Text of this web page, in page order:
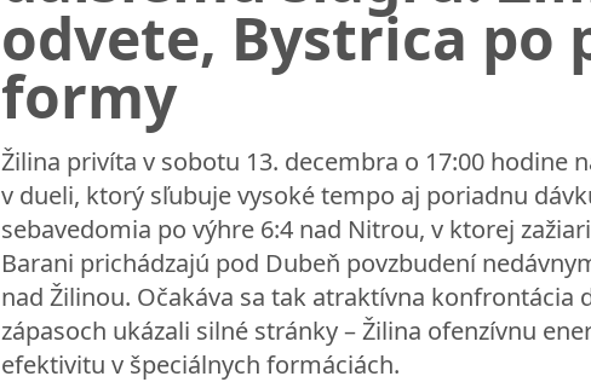
odvete, Bystrica po
formy
Žilina privíta v sobotu 13. decembra o 17:00 hodine
v dueli, ktorý sľubuje vysoké tempo aj poriadnu
sebavedomia po výhre 6:4 nad Nitrou, v ktorej
Barani prichádzajú pod Dubeň povzbudení
nad Žilinou. Očakáva sa tak atraktívna konfrontácia
zápasoch ukázali silné stránky – Žilina ofenzívnu
efektivitu v špeciálnych formáciách.